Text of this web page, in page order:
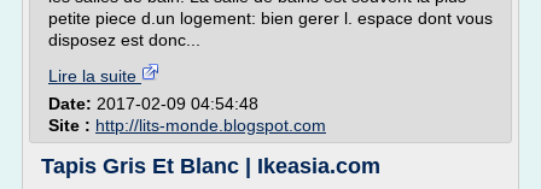
petite piece d.un logement: bien gerer l. espace dont vous
disposez est donc...
Lire la suite
Date: 2017-02-09 04:54:48
Site : http://lits-monde.blogspot.com
Tapis Gris Et Blanc | Ikeasia.com